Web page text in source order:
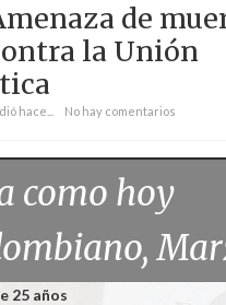
de
la Unión
hace... No hay comentarios
como hoy
25 años